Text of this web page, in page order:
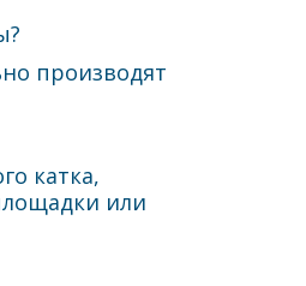
производят
катка,
или